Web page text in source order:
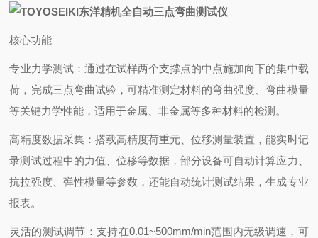
核心功能
‌专业力学测试‌：通过在试样两个支撑点的中点施加向下的集中载
荷，完成三点弯曲试验，可精准测定材料的弯曲强度、弯曲模量
等关键力学性能，适用于金属、非金属等多种材料的检测。
‌高精度数据采集‌：搭载高精度荷重元、位移测量装置，能实时记
录测试过程中的力值、位移等数据，部分设备可自动计算应力、
抗拉强度、弹性模量等参数，还能自动统计测试结果，生成专业
报表。
‌灵活的测试调节‌：支持在0.01~500mm/min范围内无级调速，可